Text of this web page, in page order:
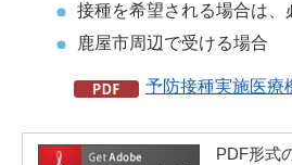
接種を希望される場合は、
鹿屋市周辺で受ける場合
予防接種実施医療
PDF形式